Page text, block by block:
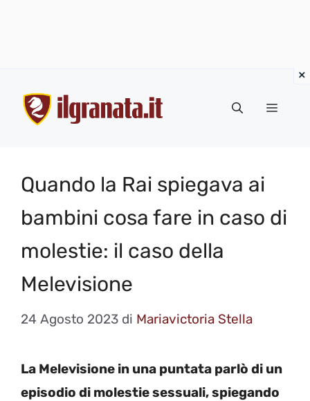
contenuto
Menu
Quando la Rai spiegava ai
bambini cosa fare in caso di
molestie: il caso della
Melevisione
24 Agosto 2023 di Mariavictoria Stella
La Melevisione in una puntata parlò di un
episodio di molestie sessuali, spiegando